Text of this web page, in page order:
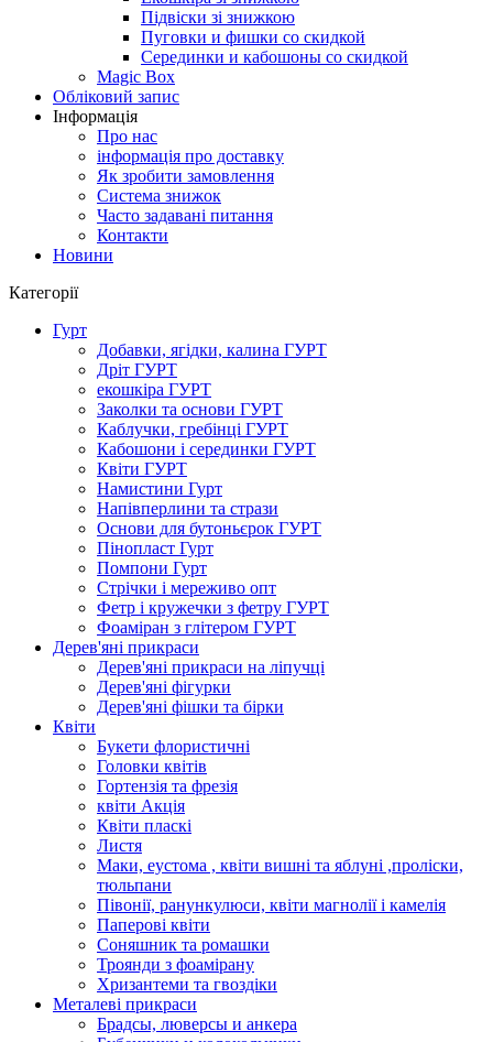
Підвіски зі знижкою
Пуговки и фишки со скидкой
Серединки и кабошоны со скидкой
Magic Box
Обліковий запис
Інформація
Про нас
інформація про доставку
Як зробити замовлення
Система знижок
Часто задавані питання
Контакти
Новини
Категорії
Гурт
Добавки, ягідки, калина ГУРТ
Дріт ГУРТ
екошкіра ГУРТ
Заколки та основи ГУРТ
Каблучки, гребінці ГУРТ
Кабошони і серединки ГУРТ
Квіти ГУРТ
Намистини Гурт
Напівперлини та стрази
Основи для бутоньєрок ГУРТ
Пінопласт Гурт
Помпони Гурт
Стрічки і мереживо опт
Фетр і кружечки з фетру ГУРТ
Фоаміран з глітером ГУРТ
Дерев'яні прикраси
Дерев'яні прикраси на ліпучці
Дерев'яні фігурки
Дерев'яні фішки та бірки
Квіти
Букети флористичні
Головки квітів
Гортензія та фрезія
квіти Акція
Квіти пласкі
Листя
Маки, еустома , квіти вишні та яблуні ,проліски,
тюльпани
Півонії, ранункулюси, квіти магнолії і камелія
Паперові квіти
Соняшник та ромашки
Троянди з фоамірану
Хризантеми та гвоздіки
Металеві прикраси
Брадсы, люверсы и анкера